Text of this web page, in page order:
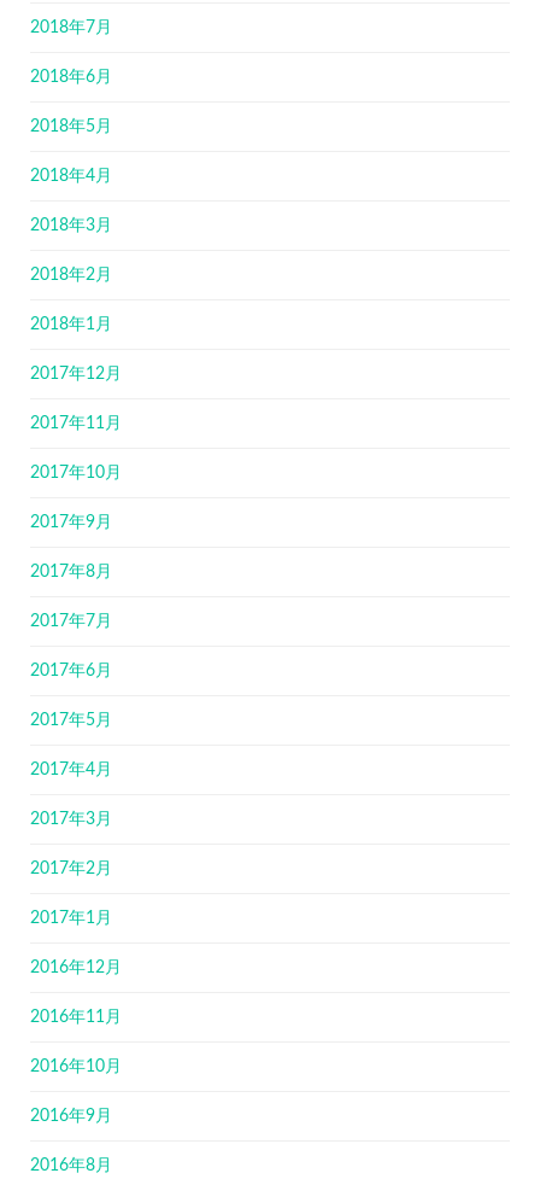
2018年7月
2018年6月
2018年5月
2018年4月
2018年3月
2018年2月
2018年1月
2017年12月
2017年11月
2017年10月
2017年9月
2017年8月
2017年7月
2017年6月
2017年5月
2017年4月
2017年3月
2017年2月
2017年1月
2016年12月
2016年11月
2016年10月
2016年9月
2016年8月